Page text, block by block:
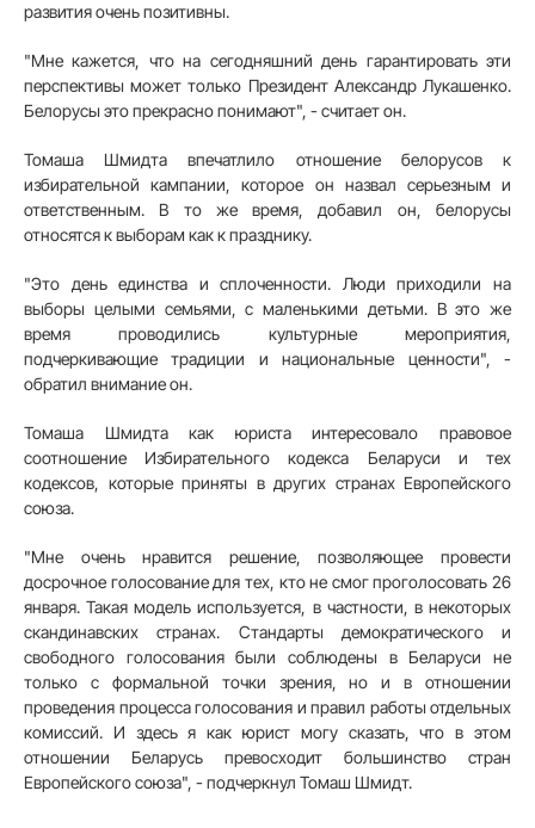
развития очень позитивны.
"Мне кажется, что на сегодняшний день гарантировать эти
перспективы может только Президент Александр Лукашенко.
Белорусы это прекрасно понимают", - считает он.
Томаша Шмидта впечатлило отношение белорусов к
избирательной кампании, которое он назвал серьезным и
ответственным. В то же время, добавил он, белорусы
относятся к выборам как к празднику.
"Это день единства и сплоченности. Люди приходили на
выборы целыми семьями, с маленькими детьми. В это же
время проводились культурные мероприятия,
подчеркивающие традиции и национальные ценности", -
обратил внимание он.
Томаша Шмидта как юриста интересовало правовое
соотношение Избирательного кодекса Беларуси и тех
кодексов, которые приняты в других странах Европейского
союза.
"Мне очень нравится решение, позволяющее провести
досрочное голосование для тех, кто не смог проголосовать 26
января. Такая модель используется, в частности, в некоторых
скандинавских странах. Стандарты демократического и
свободного голосования были соблюдены в Беларуси не
только с формальной точки зрения, но и в отношении
проведения процесса голосования и правил работы отдельных
комиссий. И здесь я как юрист могу сказать, что в этом
отношении Беларусь превосходит большинство стран
Европейского союза", - подчеркнул Томаш Шмидт.